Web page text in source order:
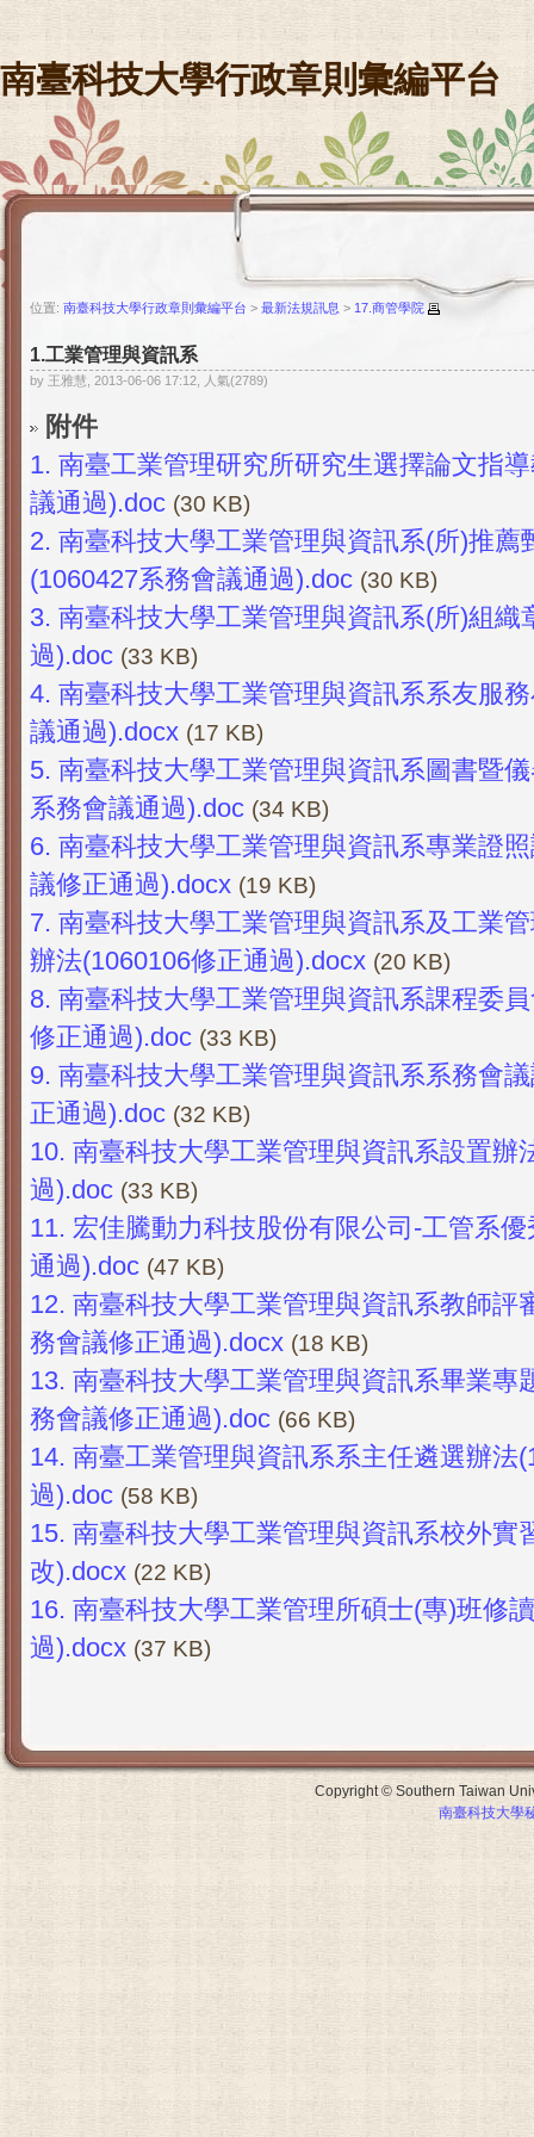
南臺科技大學行政章則彙編平台
位置: 南臺科技大學行政章則彙編平台 > 最新法規訊息 > 17.商管學院
1.工業管理與資訊系
by 王雅慧, 2013-06-06 17:12, 人氣(2789)
附件
1. 南臺工業管理研究所研究生選擇論文指
議通過).doc (30 KB)
2. 南臺科技大學工業管理與資訊系(所)推薦
(1060427系務會議通過).doc (30 KB)
3. 南臺科技大學工業管理與資訊系(所)組織
過).doc (33 KB)
4. 南臺科技大學工業管理與資訊系系友服
議通過).docx (17 KB)
5. 南臺科技大學工業管理與資訊系圖書暨
系務會議通過).doc (34 KB)
6. 南臺科技大學工業管理與資訊系專業證
議修正通過).docx (19 KB)
7. 南臺科技大學工業管理與資訊系及工業
辦法(1060106修正通過).docx (20 KB)
8. 南臺科技大學工業管理與資訊系課程委
修正通過).doc (33 KB)
9. 南臺科技大學工業管理與資訊系系務會
正通過).doc (32 KB)
10. 南臺科技大學工業管理與資訊系設置辦
過).doc (33 KB)
11. 宏佳騰動力科技股份有限公司-工管系
通過).doc (47 KB)
12. 南臺科技大學工業管理與資訊系教師評
務會議修正通過).docx (18 KB)
13. 南臺科技大學工業管理與資訊系畢業專
務會議修正通過).doc (66 KB)
14. 南臺工業管理與資訊系系主任遴選辦法
過).doc (58 KB)
15. 南臺科技大學工業管理與資訊系校外實
改).docx (22 KB)
16. 南臺科技大學工業管理所碩士(專)班修
過).docx (37 KB)
Copyright © Southern Taiwan
南臺科技大學